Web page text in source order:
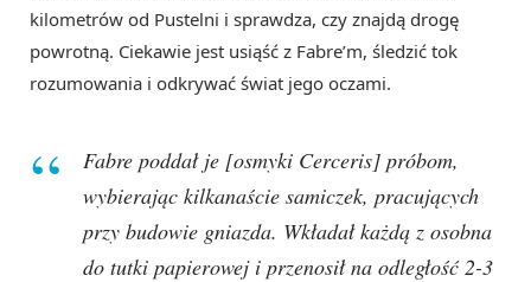
kilometrów od Pustelni i sprawdza, czy znajdą drogę
powrotną. Ciekawie jest usiąść z Fabre’m, śledzić tok
rozumowania i odkrywać świat jego oczami.
Fabre poddał je [osmyki Cerceris] próbom,
wybierając kilkanaście samiczek, pracujących
przy budowie gniazda. Wkładał każdą z osobna
do tutki papierowej i przenosił na odległość 2-3